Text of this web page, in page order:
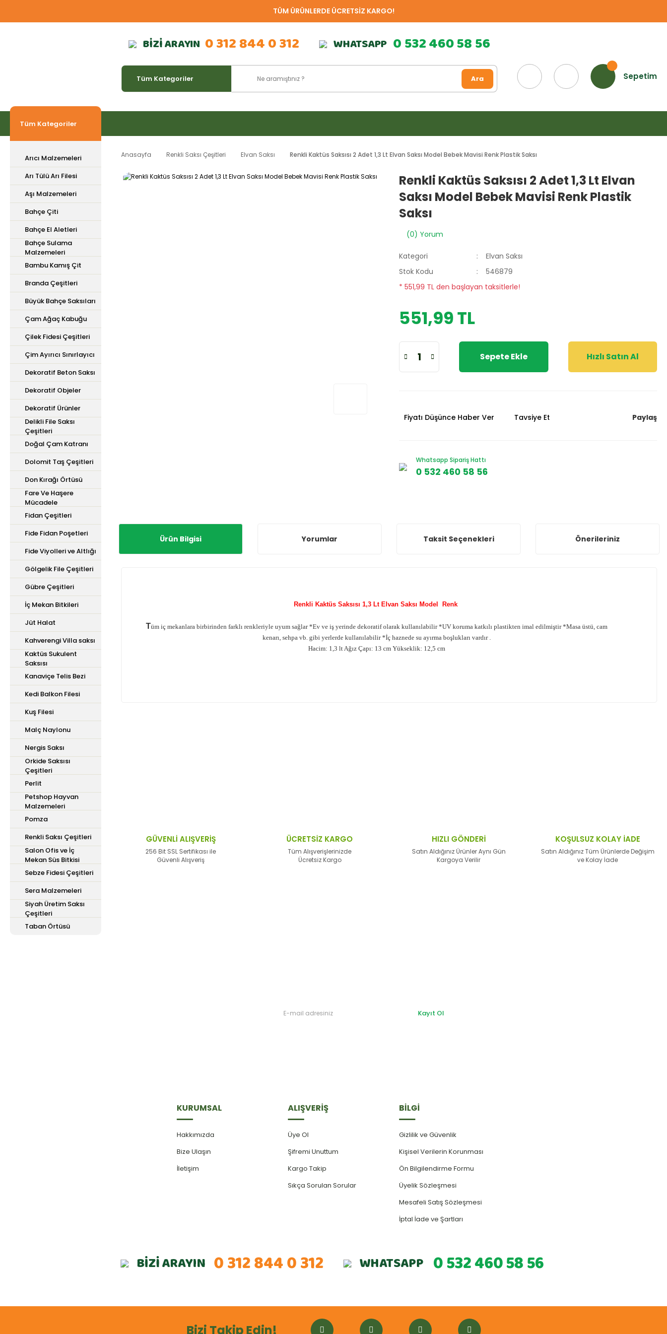
TÜM ÜRÜNLERDE ÜCRETSİZ KARGO!
BİZİ ARAYIN 0 312 844 0 312 WHATSAPP 0 532 460 58 56
Ara Sepetim
Tüm Kategoriler
Arıcı Malzemeleri
Arı Tülü Arı Filesi
Aşı Malzemeleri
Bahçe Çiti
Bahçe El Aletleri
Bahçe Sulama
Malzemeleri
Bambu Kamış Çit
Branda Çeşitleri
Büyük Bahçe Saksıları
Çam Ağaç Kabuğu
Çilek Fidesi Çeşitleri
Çim Ayırıcı Sınırlayıcı
Dekoratif Beton Saksı
Dekoratif Objeler
Dekoratif Ürünler
Delikli File Saksı
Çeşitleri
Doğal Çam Katranı
Dolomit Taş Çeşitleri
Don Kırağı Örtüsü
Fare Ve Haşere
Mücadele
Fidan Çeşitleri
Fide Fidan Poşetleri
Fide Viyolleri ve Altlığı
Gölgelik File Çeşitleri
Gübre Çeşitleri
İç Mekan Bitkileri
Jüt Halat
Kahverengi Villa saksı
Kaktüs Sukulent
Saksısı
Kanaviçe Telis Bezi
Kedi Balkon Filesi
Kuş Filesi
Malç Naylonu
Nergis Saksı
Orkide Saksısı
Çeşitleri
Perlit
Petshop Hayvan
Malzemeleri
Pomza
Renkli Saksı Çeşitleri
Salon Ofis ve İç
Mekan Süs Bitkisi
Sebze Fidesi Çeşitleri
Sera Malzemeleri
Siyah Üretim Saksı
Çeşitleri
Taban Örtüsü
Anasayfa Renkli Saksı Çeşitleri Elvan Saksı Renkli Kaktüs Saksısı 2 Adet 1,3 Lt Elvan Saksı Model Bebek Mavisi Renk Plastik Saksı
Renkli Kaktüs Saksısı 2 Adet 1,3 Lt Elvan
Saksı Model Bebek Mavisi Renk Plastik
Saksı
(0) Yorum
Kategori
Elvan Saksı
Stok Kodu
546879
* 551,99 TL den başlayan taksitlerle!
551,99 TL
Sepete Ekle Hızlı Satın Al
Fiyatı Düşünce Haber Ver Tavsiye Et Paylaş
Whatsapp Sipariş Hattı
0 532 460 58 56
Ürün Bilgisi Yorumlar Taksit Seçenekleri Önerileriniz
Renkli Kaktüs Saksısı 1,3 Lt Elvan Saksı Model Renk
Tüm iç mekanlara birbirinden farklı renkleriyle uyum sağlar *Ev ve iş yerinde dekoratif olarak kullanılabilir *UV koruma katkılı plastikten imal edilmiştir *Masa üstü, cam
kenarı, sehpa vb. gibi yerlerde kullanılabilir *İç haznede su ayırma boşlukları vardır .
Hacim: 1,3 lt Ağız Çapı: 13 cm Yükseklik: 12,5 cm
Ürün fiyatı diğer sitelerden daha pahalı.
Bu ürüne benzer farklı alternatifler olmalı.
GÜVENLİ ALIŞVERİŞ
256 Bit SSL Sertifikası ile
Güvenli Alışveriş
ÜCRETSİZ KARGO
Tüm Alışverişlerinizde
Ücretsiz Kargo
HIZLI GÖNDERİ
Satın Aldığınız Ürünler Aynı Gün
Kargoya Verilir
KOŞULSUZ KOLAY İADE
Satın Aldığınız Tüm Ürünlerde Değişim
ve Kolay İade
Kayıt Ol
KURUMSAL
Hakkımızda
Bize Ulaşın
İletişim
ALIŞVERİŞ
Üye Ol
Şifremi Unuttum
Kargo Takip
Sıkça Sorulan Sorular
BİLGİ
Gizlilik ve Güvenlik
Kişisel Verilerin Korunması
Ön Bilgilendirme Formu
Üyelik Sözleşmesi
Mesafeli Satış Sözleşmesi
İptal İade ve Şartları
BİZİ ARAYIN 0 312 844 0 312 WHATSAPP 0 532 460 58 56
Bizi Takip Edin!